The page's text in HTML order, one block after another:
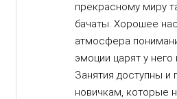
прекрасному миру
бачаты. Хорошее
атмосфера
эмоции царят у него
Занятия доступны и
новичкам, которые